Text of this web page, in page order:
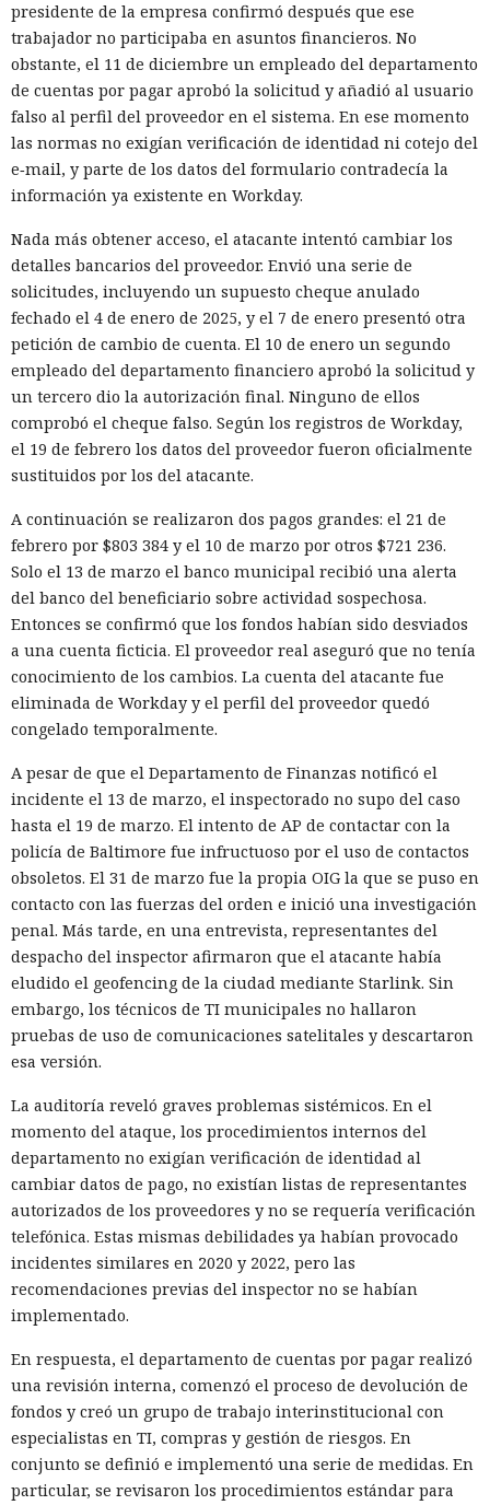
presidente de la empresa confirmó después que ese
trabajador no participaba en asuntos financieros. No
obstante, el 11 de diciembre un empleado del departamento
de cuentas por pagar aprobó la solicitud y añadió al usuario
falso al perfil del proveedor en el sistema. En ese momento
las normas no exigían verificación de identidad ni cotejo del
e‑mail, y parte de los datos del formulario contradecía la
información ya existente en Workday.
Nada más obtener acceso, el atacante intentó cambiar los
detalles bancarios del proveedor. Envió una serie de
solicitudes, incluyendo un supuesto cheque anulado
fechado el 4 de enero de 2025, y el 7 de enero presentó otra
petición de cambio de cuenta. El 10 de enero un segundo
empleado del departamento financiero aprobó la solicitud y
un tercero dio la autorización final. Ninguno de ellos
comprobó el cheque falso. Según los registros de Workday,
el 19 de febrero los datos del proveedor fueron oficialmente
sustituidos por los del atacante.
A continuación se realizaron dos pagos grandes: el 21 de
febrero por $803 384 y el 10 de marzo por otros $721 236.
Solo el 13 de marzo el banco municipal recibió una alerta
del banco del beneficiario sobre actividad sospechosa.
Entonces se confirmó que los fondos habían sido desviados
a una cuenta ficticia. El proveedor real aseguró que no tenía
conocimiento de los cambios. La cuenta del atacante fue
eliminada de Workday y el perfil del proveedor quedó
congelado temporalmente.
A pesar de que el Departamento de Finanzas notificó el
incidente el 13 de marzo, el inspectorado no supo del caso
hasta el 19 de marzo. El intento de AP de contactar con la
policía de Baltimore fue infructuoso por el uso de contactos
obsoletos. El 31 de marzo fue la propia OIG la que se puso en
contacto con las fuerzas del orden e inició una investigación
penal. Más tarde, en una entrevista, representantes del
despacho del inspector afirmaron que el atacante había
eludido el geofencing de la ciudad mediante Starlink. Sin
embargo, los técnicos de TI municipales no hallaron
pruebas de uso de comunicaciones satelitales y descartaron
esa versión.
La auditoría reveló graves problemas sistémicos. En el
momento del ataque, los procedimientos internos del
departamento no exigían verificación de identidad al
cambiar datos de pago, no existían listas de representantes
autorizados de los proveedores y no se requería verificación
telefónica. Estas mismas debilidades ya habían provocado
incidentes similares en 2020 y 2022, pero las
recomendaciones previas del inspector no se habían
implementado.
En respuesta, el departamento de cuentas por pagar realizó
una revisión interna, comenzó el proceso de devolución de
fondos y creó un grupo de trabajo interinstitucional con
especialistas en TI, compras y gestión de riesgos. En
conjunto se definió e implementó una serie de medidas. En
particular, se revisaron los procedimientos estándar para